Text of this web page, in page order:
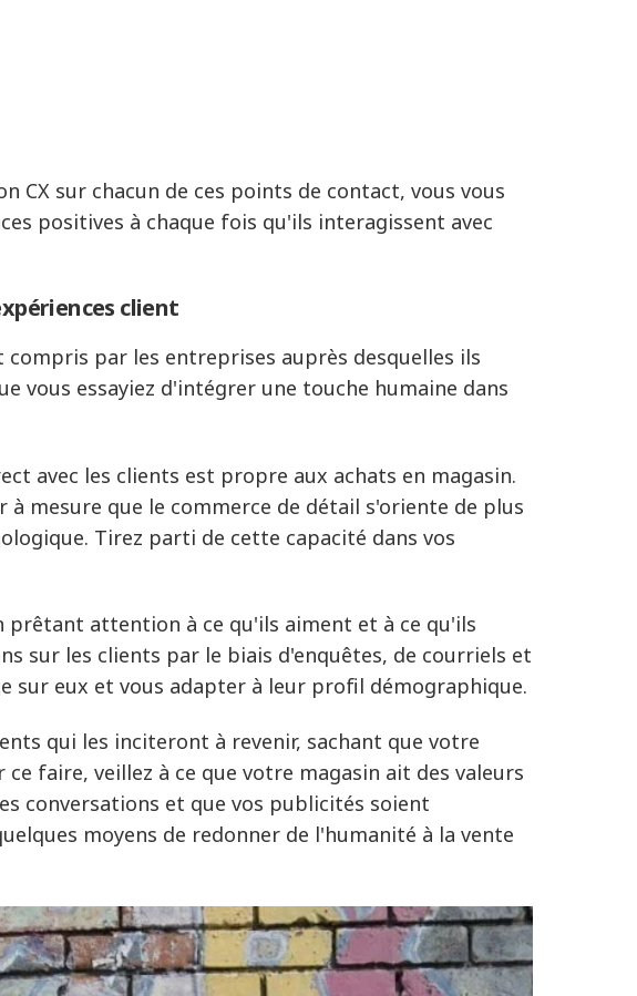
CX sur chacun de ces points de contact, vous vous
positives à chaque fois qu'ils interagissent avec
client
par les entreprises auprès desquelles ils
vous essayiez d'intégrer une touche humaine dans
avec les clients est propre aux achats en magasin.
mesure que le commerce de détail s'oriente de plus
Tirez parti de cette capacité dans vos
prêtant attention à ce qu'ils aiment et à ce qu'ils
sur les clients par le biais d'enquêtes, de courriels et
sur eux et vous adapter à leur profil démographique.
qui les inciteront à revenir, sachant que votre
faire, veillez à ce que votre magasin ait des valeurs
conversations et que vos publicités soient
moyens de redonner de l'humanité à la vente